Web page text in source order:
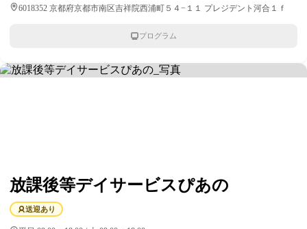
6018352 京都府京都市南区吉祥院西浦町５４−１１ プレジデント河合１ｆ
プログラム
放課後等デイサービスぴあの
送迎あり